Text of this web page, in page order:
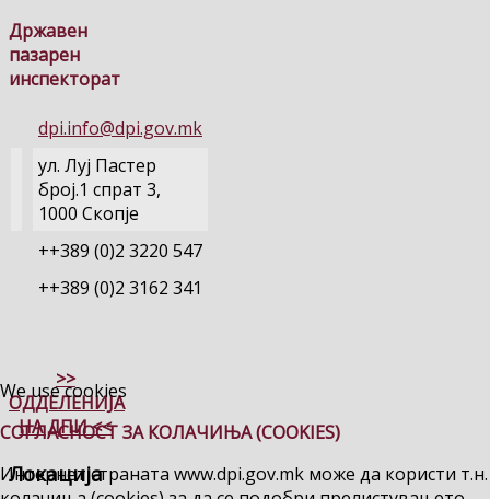
Државен
пазарен
инспекторат
dpi.info@dpi.gov.mk
ул. Луј Пастер
број.1 спрат 3,
1000 Скопје
++389 (0)2 3220 547
++389 (0)2 3162 341
>>
ОДДЕЛЕНИЈА
НА ДПИ <<
Локација
We use cookies
СОГЛАСНОСТ ЗА КОЛАЧИЊА (COOKIES)
Интернет страната www.dpi.gov.mk може да користи т.н.